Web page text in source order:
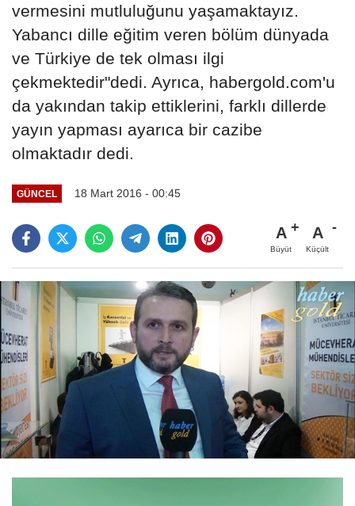
vermesini mutluluğunu yaşamaktayız.
Yabancı dille eğitim veren bölüm dünyada
ve Türkiye de tek olması ilgi
çekmektedir"dedi. Ayrıca, habergold.com'u
da yakından takip ettiklerini, farklı dillerde
yayın yapması ayarıca bir cazibe
olmaktadır dedi.
GÜNCEL 18 Mart 2016 - 00:45
A
Büyüt
A
Küçült